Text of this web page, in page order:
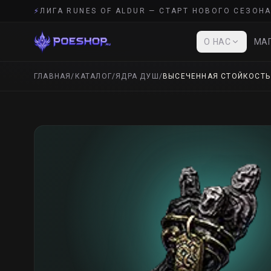
⚡ЛИГА RUNES OF ALDUR — СТАРТ НОВОГО
О НАС
ГЛАВНАЯ/ КАТАЛОГ/ЯДРА ДУШ / ВЫСЕЧЕННАЯ СТОЙКОСТЬ